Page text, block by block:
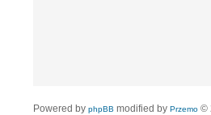
Powered by phpBB modified by Przemo ©